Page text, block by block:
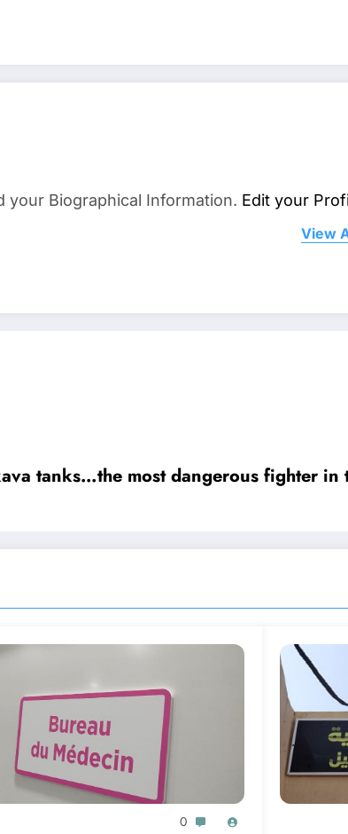
your Biographical Information. Edit your
View
tanks…the most dangerous fighter in
0